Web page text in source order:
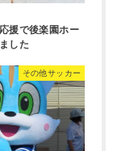
援で後楽園ホー
した
その他サッカー